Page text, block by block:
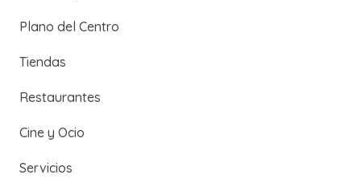
Plano del Centro
Tiendas
Restaurantes
Cine y Ocio
Servicios